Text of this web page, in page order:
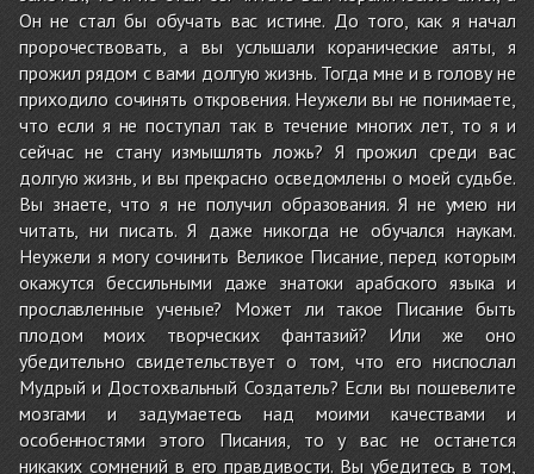
Он не стал бы обучать вас истине. До того, как я начал
пророчествовать, а вы услышали коранические аяты, я
прожил рядом с вами долгую жизнь. Тогда мне и в голову не
приходило сочинять откровения. Неужели вы не понимаете,
что если я не поступал так в течение многих лет, то я и
сейчас не стану измышлять ложь? Я прожил среди вас
долгую жизнь, и вы прекрасно осведомлены о моей судьбе.
Вы знаете, что я не получил образования. Я не умею ни
читать, ни писать. Я даже никогда не обучался наукам.
Неужели я могу сочинить Великое Писание, перед которым
окажутся бессильными даже знатоки арабского языка и
прославленные ученые? Может ли такое Писание быть
плодом моих творческих фантазий? Или же оно
убедительно свидетельствует о том, что его ниспослал
Мудрый и Достохвальный Создатель? Если вы пошевелите
мозгами и задумаетесь над моими качествами и
особенностями этого Писания, то у вас не останется
никаких сомнений в его правдивости. Вы убедитесь в том,